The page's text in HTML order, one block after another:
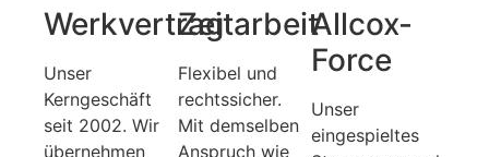
Werkvertrag
Unser
Kerngeschäft
seit 2002. Wir
übernehmen
Zeitarbeit
Flexibel und
rechtssicher.
Mit demselben
Anspruch wie
Allcox-
Force
Unser
eingespieltes